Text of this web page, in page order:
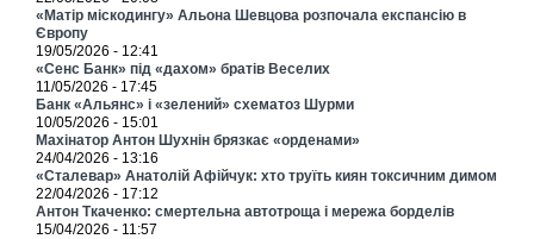
«Матір міскодингу» Альона Шевцова розпочала експансію в
Європу
19/05/2026 - 12:41
«Сенс Банк» під «дахом» братів Веселих
11/05/2026 - 17:45
Банк «Альянс» і «зелений» схематоз Шурми
10/05/2026 - 15:01
Махінатор Антон Шухнін брязкає «орденами»
24/04/2026 - 13:16
«Сталевар» Анатолій Афійчук: хто труїть киян токсичним димом
22/04/2026 - 17:12
Антон Ткаченко: смертельна автотроща і мережа борделів
15/04/2026 - 11:57